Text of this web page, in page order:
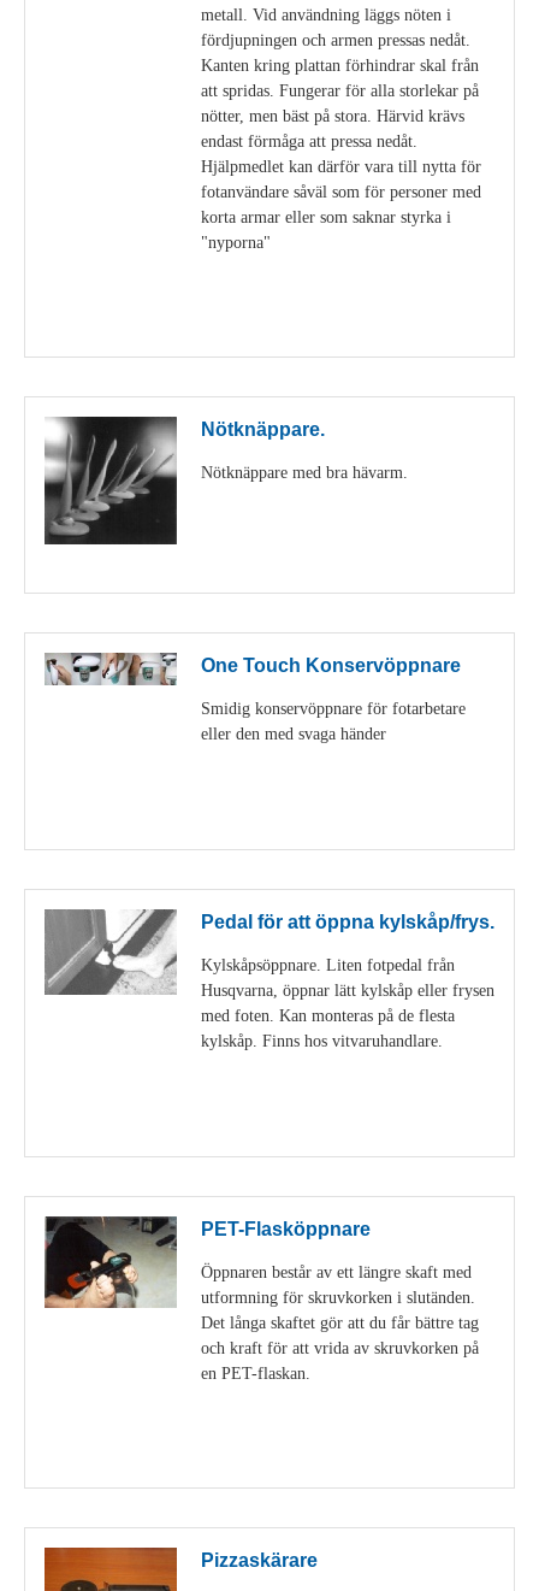
metall. Vid användning läggs nöten i
fördjupningen och armen pressas nedåt.
Kanten kring plattan förhindrar skal från
att spridas. Fungerar för alla storlekar på
nötter, men bäst på stora. Härvid krävs
endast förmåga att pressa nedåt.
Hjälpmedlet kan därför vara till nytta för
fotanvändare såväl som för personer med
korta armar eller som saknar styrka i
"nyporna"
Nötknäppare.
Nötknäppare med bra hävarm.
One Touch Konservöppnare
Smidig konservöppnare för fotarbetare
eller den med svaga händer
Pedal för att öppna kylskåp/frys.
Kylskåpsöppnare. Liten fotpedal från
Husqvarna, öppnar lätt kylskåp eller frysen
med foten. Kan monteras på de flesta
kylskåp. Finns hos vitvaruhandlare.
PET-Flasköppnare
Öppnaren består av ett längre skaft med
utformning för skruvkorken i slutänden.
Det långa skaftet gör att du får bättre tag
och kraft för att vrida av skruvkorken på
en PET-flaskan.
Pizzaskärare